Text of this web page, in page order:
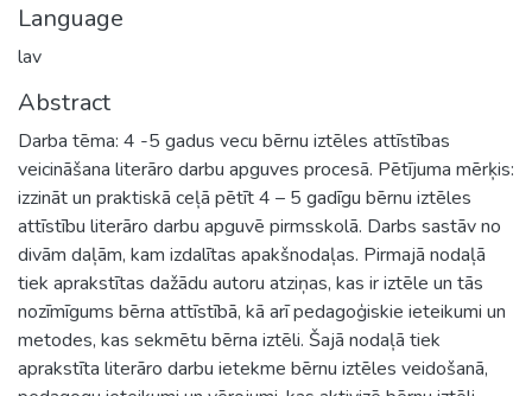
Language
lav
Abstract
Darba tēma: 4 -5 gadus vecu bērnu iztēles attīstības
veicināšana literāro darbu apguves procesā. Pētījuma mērķis:
izzināt un praktiskā ceļā pētīt 4 – 5 gadīgu bērnu iztēles
attīstību literāro darbu apguvē pirmsskolā. Darbs sastāv no
divām daļām, kam izdalītas apakšnodaļas. Pirmajā nodaļā
tiek aprakstītas dažādu autoru atziņas, kas ir iztēle un tās
nozīmīgums bērna attīstībā, kā arī pedagoģiskie ieteikumi un
metodes, kas sekmētu bērna iztēli. Šajā nodaļā tiek
aprakstīta literāro darbu ietekme bērnu iztēles veidošanā,